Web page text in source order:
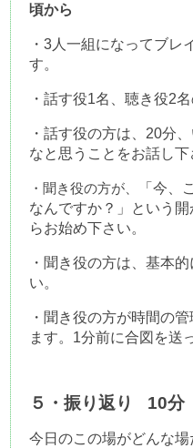
頃から
・3人一組になってブレ
す。
・話す役1名、聴き役2
・話す役の方は、20分
なと思うことをお話し下
・聞き役の方が、
「今、
なんですか？」という
らお始め下さい。
・聞き役の方は、基本
い。
・聞き役の方が時間の
ます。1分前に合図を送
５・振り返り 10分
今日のこの場がどんな